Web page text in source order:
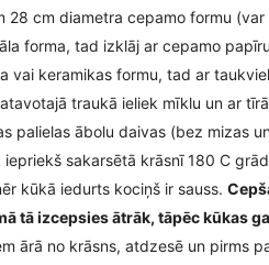
28 cm diametra cepamo formu
forma, tad izklāj ar cepamo
vai keramikas formu, tad ar
traukā ieliek mīklu un ar
palielas ābolu daivas (bez mizas
iepriekš sakarsētā krāsnī 180 C
kūkā iedurts kociņš ir sauss.
tā izcepsies ātrāk, tāpēc kūkas
ārā no krāsns, atdzesē un pirms